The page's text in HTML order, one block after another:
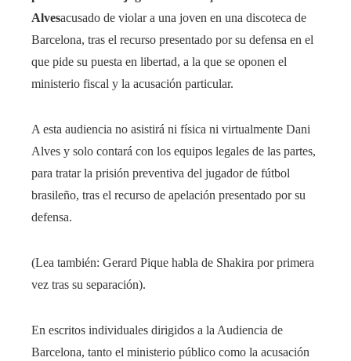
Alvesacusado de violar a una joven en una discoteca de
Barcelona, ​​​​tras el recurso presentado por su defensa en el
que pide su puesta en libertad, a la que se oponen el
ministerio fiscal y la acusación particular.
A esta audiencia no asistirá ni física ni virtualmente Dani
Alves y solo contará con los equipos legales de las partes,
para tratar la prisión preventiva del jugador de fútbol
brasileño, tras el recurso de apelación presentado por su
defensa.
(Lea también: Gerard Pique habla de Shakira por primera
vez tras su separación).
En escritos individuales dirigidos a la Audiencia de
Barcelona, ​​tanto el ministerio público como la acusación